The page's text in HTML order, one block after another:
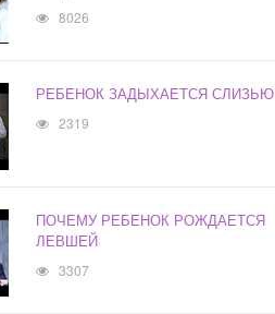
8026
РЕБЕНОК ЗАДЫХАЕТСЯ СЛИЗЬЮ
2319
ПОЧЕМУ РЕБЕНОК РОЖДАЕТСЯ
ЛЕВШЕЙ
3307